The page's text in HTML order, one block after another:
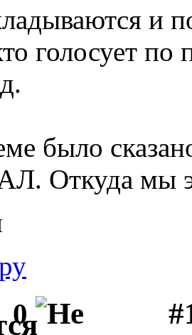
и
голосует по
было
Откуда мы
0